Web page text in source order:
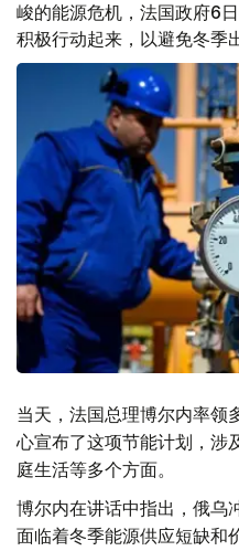
峻的能源危机，法国政府6
积极行动起来，以避免冬季
当天，法国总理博尔内率领
心宣布了这项节能计划，涉
庭生活等多个方面。
博尔内在讲话中指出，俄乌
面临着冬季能源供应短缺和